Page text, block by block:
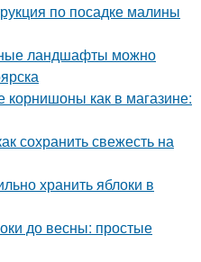
по посадке малины
ландшафты можно
корнишоны как в магазине:
сохранить свежесть на
хранить яблоки в
до весны: простые